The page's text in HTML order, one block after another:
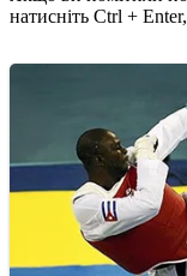
натисніть Ctrl +